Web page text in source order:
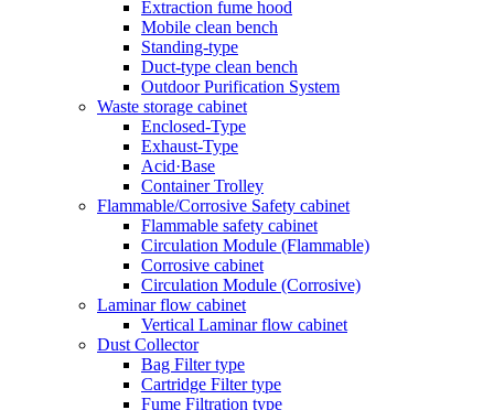
Extraction fume hood
Mobile clean bench
Standing-type
Duct-type clean bench
Outdoor Purification System
Waste storage cabinet
Enclosed-Type
Exhaust-Type
Acid·Base
Container Trolley
Flammable/Corrosive Safety cabinet
Flammable safety cabinet
Circulation Module (Flammable)
Corrosive cabinet
Circulation Module (Corrosive)
Laminar flow cabinet
Vertical Laminar flow cabinet
Dust Collector
Bag Filter type
Cartridge Filter type
Fume Filtration type